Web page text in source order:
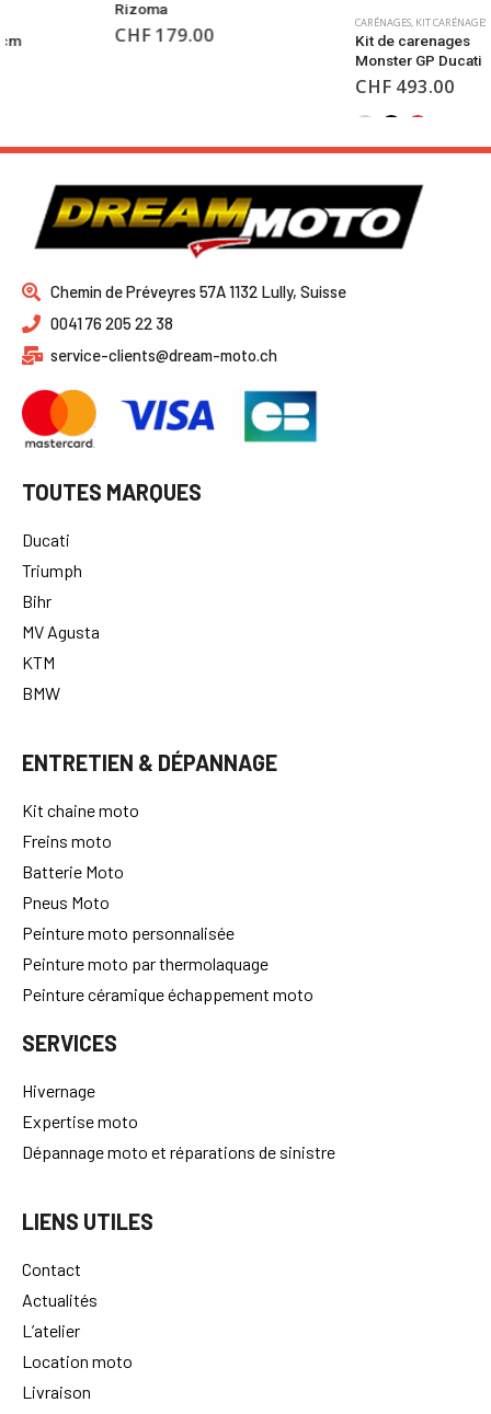
179.00 KIT CARÉNAGES
Kit de carenages
Monster GP Ducati
493.00
Chemin de Préveyres 57A 1132 Lully, Suisse
0041 76 205 22 38
Ducati
Triumph
Bihr
MV Agusta
KTM
Kit chaine moto
Freins moto
Batterie Moto
Pneus Moto
Peinture moto personnalisée
Peinture moto par thermolaquage
Hivernage
Expertise moto
Contact
Actualités
L’atelier
Location moto